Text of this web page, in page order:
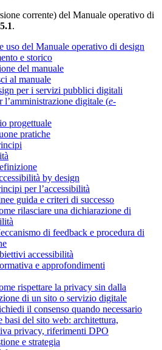
corrente) del Manuale operativo di
.
uso del Manuale operativo di design
e storico
del manuale
al manuale
per i servizi pubblici digitali
l’amministrazione digitale (e-
progettuale
pratiche
by design
per l’accessibilità
guida e criteri di successo
rilasciare una dichiarazione di
di feedback e procedura di
accessibilità
e approfondimenti
rispettare la privacy sin dalla
di un sito o servizio digitale
il consenso quando necessario
basi del sito web: architettura,
privacy, riferimenti DPO
e strategia